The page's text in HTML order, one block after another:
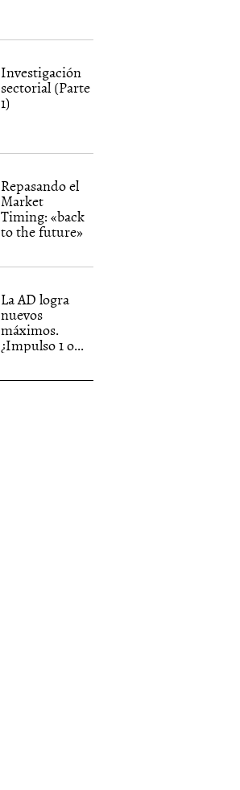
Investigación
sectorial (Parte
1)
Repasando el
Market
Timing: «back
to the future»
La AD logra
nuevos
máximos.
¿Impulso 1 o...